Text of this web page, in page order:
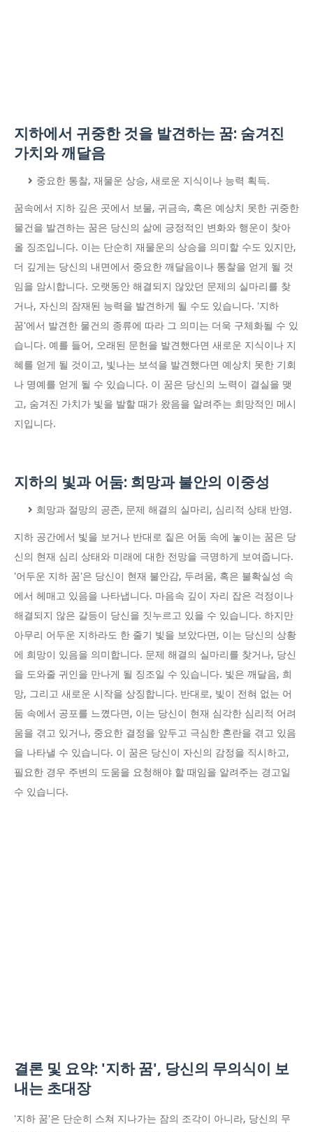
지하에서 귀중한 것을 발견하는 꿈: 숨겨진
가치와 깨달음
중요한 통찰, 재물운 상승, 새로운 지식이나 능력 획득.
꿈속에서 지하 깊은 곳에서 보물, 귀금속, 혹은 예상치 못한 귀중한
물건을 발견하는 꿈은 당신의 삶에 긍정적인 변화와 행운이 찾아
올 징조입니다. 이는 단순히 재물운의 상승을 의미할 수도 있지만,
더 깊게는 당신의 내면에서 중요한 깨달음이나 통찰을 얻게 될 것
임을 암시합니다. 오랫동안 해결되지 않았던 문제의 실마리를 찾
거나, 자신의 잠재된 능력을 발견하게 될 수도 있습니다. '지하
꿈'에서 발견한 물건의 종류에 따라 그 의미는 더욱 구체화될 수 있
습니다. 예를 들어, 오래된 문헌을 발견했다면 새로운 지식이나 지
혜를 얻게 될 것이고, 빛나는 보석을 발견했다면 예상치 못한 기회
나 명예를 얻게 될 수 있습니다. 이 꿈은 당신의 노력이 결실을 맺
고, 숨겨진 가치가 빛을 발할 때가 왔음을 알려주는 희망적인 메시
지입니다.
지하의 빛과 어둠: 희망과 불안의 이중성
희망과 절망의 공존, 문제 해결의 실마리, 심리적 상태 반영.
지하 공간에서 빛을 보거나 반대로 짙은 어둠 속에 놓이는 꿈은 당
신의 현재 심리 상태와 미래에 대한 전망을 극명하게 보여줍니다.
'어두운 지하 꿈'은 당신이 현재 불안감, 두려움, 혹은 불확실성 속
에서 헤매고 있음을 나타냅니다. 마음속 깊이 자리 잡은 걱정이나
해결되지 않은 갈등이 당신을 짓누르고 있을 수 있습니다. 하지만
아무리 어두운 지하라도 한 줄기 빛을 보았다면, 이는 당신의 상황
에 희망이 있음을 의미합니다. 문제 해결의 실마리를 찾거나, 당신
을 도와줄 귀인을 만나게 될 징조일 수 있습니다. 빛은 깨달음, 희
망, 그리고 새로운 시작을 상징합니다. 반대로, 빛이 전혀 없는 어
둠 속에서 공포를 느꼈다면, 이는 당신이 현재 심각한 심리적 어려
움을 겪고 있거나, 중요한 결정을 앞두고 극심한 혼란을 겪고 있음
을 나타낼 수 있습니다. 이 꿈은 당신이 자신의 감정을 직시하고,
필요한 경우 주변의 도움을 요청해야 할 때임을 알려주는 경고일
수 있습니다.
결론 및 요약: '지하 꿈', 당신의 무의식이 보
내는 초대장
'지하 꿈'은 단순히 스쳐 지나가는 잠의 조각이 아니라, 당신의 무